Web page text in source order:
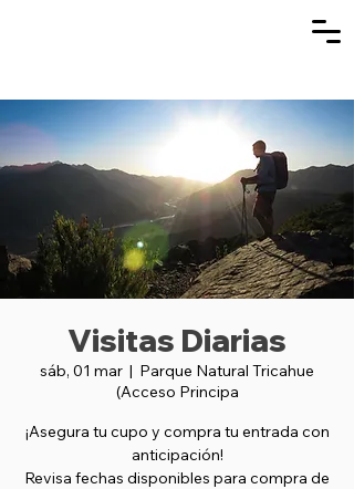
Visitas Diarias
sáb, 01 mar
  |
Parque Natural Tricahue
(Acceso Principa
¡Asegura tu cupo y compra tu entrada con
anticipación!
Revisa fechas disponibles para compra de